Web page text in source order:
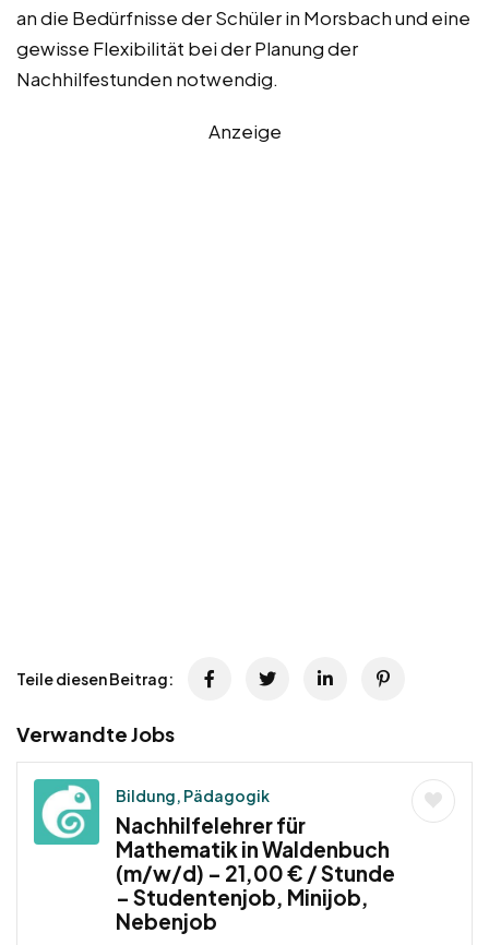
an die Bedürfnisse der Schüler in Morsbach und eine
gewisse Flexibilität bei der Planung der
Nachhilfestunden notwendig.
Anzeige
Teile diesen Beitrag:
Verwandte Jobs
Bildung, Pädagogik
Nachhilfelehrer für
Mathematik in Waldenbuch
(m/w/d) – 21,00 € / Stunde
– Studentenjob, Minijob,
Nebenjob